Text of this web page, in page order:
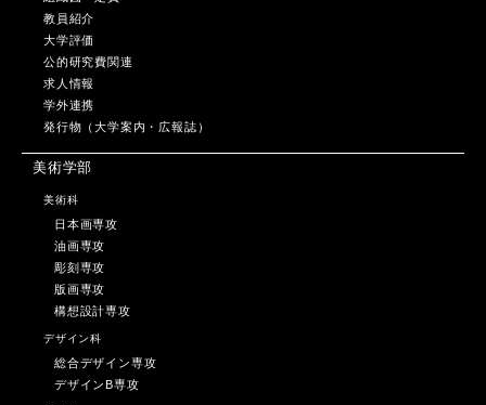
教員紹介
大学評価
公的研究費関連
求人情報
学外連携
発行物（大学案内・広報誌）
美術学部
美術科
日本画専攻
油画専攻
彫刻専攻
版画専攻
構想設計専攻
デザイン科
総合デザイン専攻
デザインB専攻